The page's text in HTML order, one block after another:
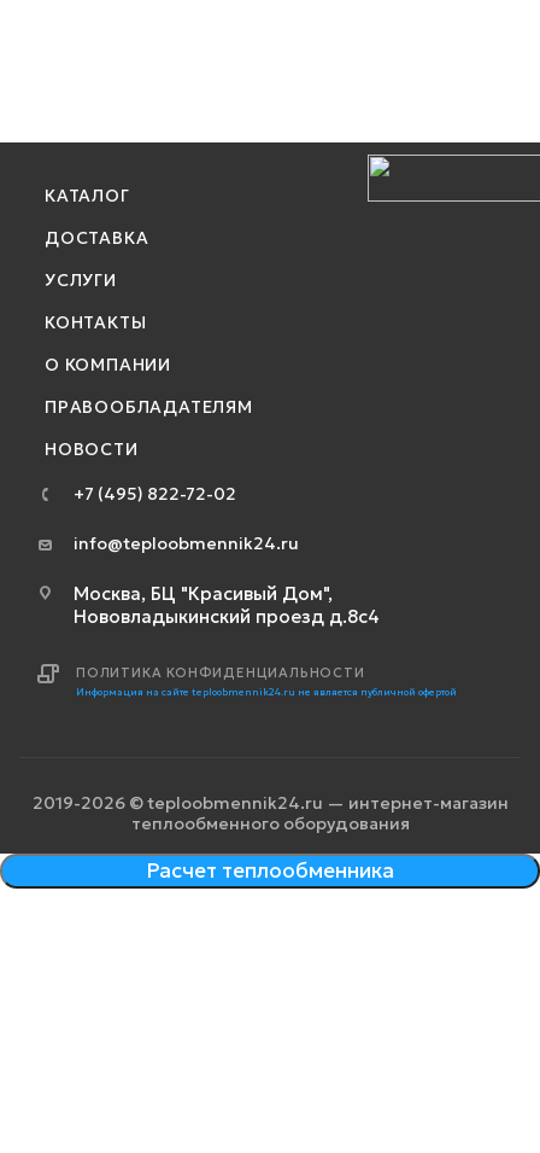
КАТАЛОГ
ДОСТАВКА
УСЛУГИ
КОНТАКТЫ
О КОМПАНИИ
ПРАВООБЛАДАТЕЛЯМ
НОВОСТИ
+7 (495) 822-72-02
info@teploobmennik24.ru
Москва, БЦ "Красивый Дом",
Нововладыкинский проезд д.8с4
ПОЛИТИКА КОНФИДЕНЦИАЛЬНОСТИ
Информация на сайте teploobmennik24.ru не является публичной офертой
2019-2026 © teploobmennik24.ru — интернет-магазин
теплообменного оборудования
Расчет теплообменника